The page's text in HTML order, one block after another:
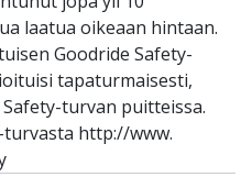
laatua oikeaan hintaan.
Goodride Safety-
tapaturmaisesti,
turvan puitteissa.
http://www.